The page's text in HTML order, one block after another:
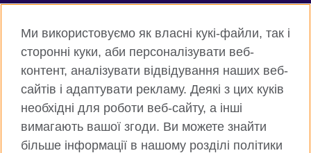
Connect with us
Facebook Twitter
Instagram Flickr
TikTok YouTube
Ми використовуємо як власні кукі-файли, так і
сторонні куки, аби персоналізувати веб-
контент, аналізувати відвідування наших веб-
сайтів і адаптувати рекламу. Деякі з цих куків
необхідні для роботи веб-сайту, а інші
вимагають вашої згоди. Ви можете знайти
більше інформації в нашому розділі політики